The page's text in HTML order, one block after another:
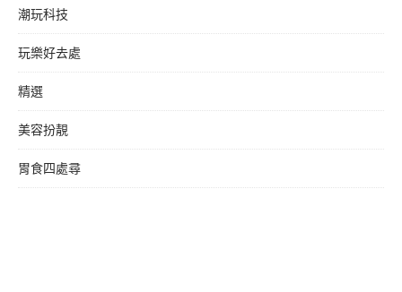
潮玩科技
玩樂好去處
精選
美容扮靚
胃食四處尋